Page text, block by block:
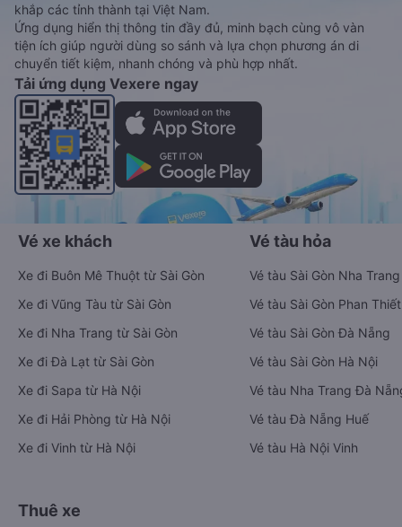
khắp các tỉnh thành tại Việt Nam.
Ứng dụng hiển thị thông tin đầy đủ, minh bạch cùng vô vàn
tiện ích giúp người dùng so sánh và lựa chọn phương án di
chuyển tiết kiệm, nhanh chóng và phù hợp nhất.
Tải ứng dụng Vexere ngay
Vé xe khách
Xe đi Buôn Mê Thuột từ Sài Gòn
Xe đi Vũng Tàu từ Sài Gòn
Xe đi Nha Trang từ Sài Gòn
Xe đi Đà Lạt từ Sài Gòn
Xe đi Sapa từ Hà Nội
Xe đi Hải Phòng từ Hà Nội
Xe đi Vinh từ Hà Nội
Vé tàu hỏa
Vé tàu Sài Gòn Nha Trang
Vé tàu Sài Gòn Phan Thiết
Vé tàu Sài Gòn Đà Nẵng
Vé tàu Sài Gòn Hà Nội
Vé tàu Nha Trang Đà
Vé tàu Đà Nẵng Huế
Vé tàu Hà Nội Vinh
Thuê xe